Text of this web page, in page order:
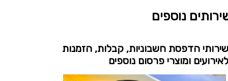
נוספים
שירותי הדפסת חשבוניות, קבלות, הזמנות
לאירועים ומוצרי פרסום נוספים